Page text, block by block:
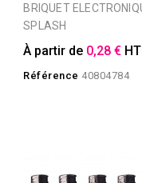
BRIQUET ELECTRONIQUE
SPLASH
À partir de 0,28 € HT
Référence 40804784